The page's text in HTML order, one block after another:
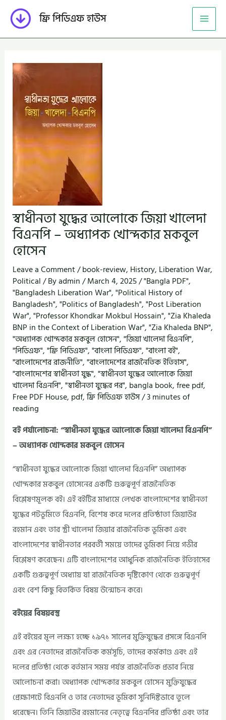
content
ফ্রি পিডিএফ হাউস
স্বাধীনতা যুদ্ধের আলোকে জিয়া খালেদা
বিএনপি – অধ্যাপক খোন্দকার মকবুল
হোসেন
Leave a Comment/book-review, History, Liberation War,
Political/ Byadmin/March 4, 2025/"Bangla PDF",
"Bangladesh Liberation War","Political History of
Bangladesh","Politics of Bangladesh","Post Liberation
War","Professor Khondkar Mokbul Hossain","Zia Khaleda
BNP in the Context of Liberation War","Zia Khaleda BNP",
"অধ্যাপক খোন্দকার মকবুল হোসেন","জিয়া খালেদা বিএনপি",
"পিডিএফ","ফ্রি পিডিএফ","বাংলা পিডিএফ","বাংলা বই",
"বাংলাদেশের রাজনীতি","বাংলাদেশের রাজনৈতিক ইতিহাস",
"বাংলাদেশের স্বাধীনতা যুদ্ধ","স্বাধীনতা যুদ্ধের আলোকে জিয়া
খালেদা বিএনপি","স্বাধীনতা যুদ্ধের পর", bangla book,free pdf,
Free PDF House, pdf,ফ্রি পিডিএফ হাউস/3 minutes of
reading
বই পর্যালোচনা: “স্বাধীনতা যুদ্ধের আলোকে জিয়া খালেদা বিএনপি”
– অধ্যাপক খোন্দকার মকবুল হোসেন
“স্বাধীনতা যুদ্ধের আলোকে জিয়া খালেদা বিএনপি” অধ্যাপক
খোন্দকার মকবুল হোসেনের একটি গুরুত্বপূর্ণ রাজনৈতিক
বিশ্লেষণমূলক বই। এই বইটির মাধ্যমে লেখক বাংলাদেশের স্বাধীনতা
যুদ্ধের পটভূমিতে বিএনপি, বিশেষ করে দলের প্রতিষ্ঠাতা জিয়াউর
রহমান এবং তার স্ত্রী খালেদা জিয়ার রাজনৈতিক ভূমিকা এবং
বাংলাদেশের স্বাধীনতার পরবর্তী সময়ে তাদের ভূমিকা নিয়ে গভীর
বিশ্লেষণ করেছেন। এটি বাংলাদেশের আধুনিক রাজনৈতিক ইতিহাসের
একটি গুরুত্বপূর্ণ অধ্যায় যা রাজনৈতিক দৃষ্টিকোণ থেকে গুরুত্বপূর্ণ
এবং বেশ কিছু বিতর্কিত বিষয় উন্মোচন করে।
বইয়ের বিষয়বস্তু
এই বইয়ের মূল লক্ষ্য হচ্ছে ১৯৭১ সালের মুক্তিযুদ্ধের প্রসঙ্গে বিএনপি
এবং এর নেতাদের রাজনৈতিক কর্মসূচি, তাদের কর্মকাণ্ড এবং এই
দলের প্রতিষ্ঠা থেকে বর্তমান সময় পর্যন্ত রাজনৈতিক প্রভাব নিয়ে
আলোচনা করা। অধ্যাপক খোন্দকার মকবুল হোসেন মুক্তিযুদ্ধের
প্রেক্ষাপটে বিএনপি ও তার নেতাদের ভূমিকা সুনির্দিষ্টভাবে তুলে
ধরেছেন। তিনি জিয়াউর রহমানের নেতৃত্বে বিএনপির প্রতিষ্ঠা এবং তার